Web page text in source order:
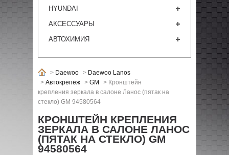
HYUNDAI
АКСЕССУАРЫ
АВТОХИМИЯ
> Daewoo > Daewoo Lanos
> Автокрепеж > GM > Кронштейн
крепления зеркала в салоне Ланос (пятак на
стекло) GM 94580564
КРОНШТЕЙН КРЕПЛЕНИЯ
ЗЕРКАЛА В САЛОНЕ ЛАНОС
(ПЯТАК НА СТЕКЛО) GM
94580564